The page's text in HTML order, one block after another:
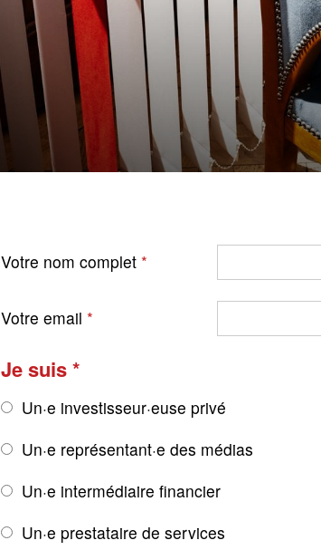
Votre nom complet
Votre email
Je suis
Un·e investisseur·euse privé
Un·e représentant·e des médias
Un·e intermédiaire financier
Un·e prestataire de services